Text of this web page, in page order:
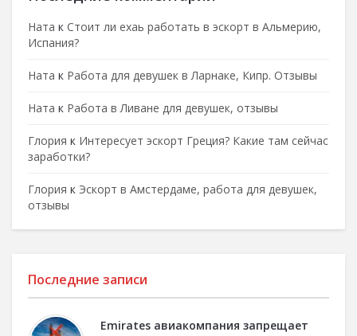
Ната к Стоит ли ехаь работать в эскорт в Альмерию,
Испания?
Ната к Работа для девушек в Ларнаке, Кипр. Отзывы
Ната к Работа в Ливане для девушек, отзывы
Глория к Интересует эскорт Греция? Какие там сейчас
заработки?
Глория к Эскорт в Амстердаме, работа для девушек,
отзывы
Последние записи
Emirates авиакомпания запрещает